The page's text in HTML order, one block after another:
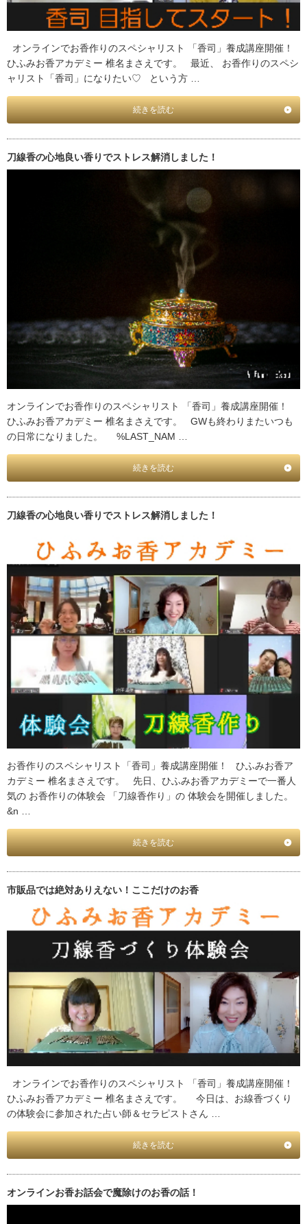
オンラインでお香作りのスペシャリスト 「香司」養成講座開催！
ひふみお香アカデミー 椎名まさえです。 最近、 お香作りのスペシ
ャリスト「香司」になりたい♡ という方 …
続きを読む
刀線香の心地良い香りでストレス解消しました！
オンラインでお香作りのスペシャリスト 「香司」養成講座開催！
ひふみお香アカデミー 椎名まさえです。 GWも終わりまたいつも
の日常になりました。 %LAST_NAM …
続きを読む
刀線香の心地良い香りでストレス解消しました！
お香作りのスペシャリスト「香司」養成講座開催！ ひふみお香ア
カデミー 椎名まさえです。 先日、ひふみお香アカデミーで一番人
気の お香作りの体験会 「刀線香作り」の 体験会を開催しました。
&n …
続きを読む
市販品では絶対ありえない！ここだけのお香
オンラインでお香作りのスペシャリスト 「香司」養成講座開催！
ひふみお香アカデミー 椎名まさえです。 今日は、お線香づくり
の体験会に参加された占い師＆セラピストさん …
続きを読む
オンラインお香お話会で魔除けのお香の話！